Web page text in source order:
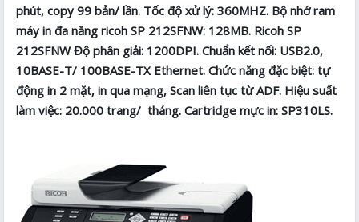
phút, copy 99 bản/ lần. Tốc độ xử lý: 360MHZ. Bộ nhớ ram
máy in đa năng ricoh SP 212SFNW: 128MB. Ricoh SP
212SFNW Độ phân giải: 1200DPI. Chuẩn kết nối: USB2.0,
10BASE-T/ 100BASE-TX Ethernet. Chức năng đặc biệt: tự
động in 2 mặt, in qua mạng, Scan liên tục từ ADF. Hiệu suất
làm việc: 20.000 trang/ tháng. Cartridge mực in: SP310LS.